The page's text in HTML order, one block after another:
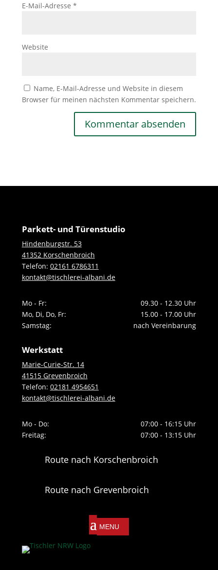
E-Mail-Adresse *
Website
Name, E-Mail-Adresse und Website in diesem
Browser für meinen nächsten Kommentar speichern.
Parkett- und Türenstudio
Hindenburgstr. 53
41352 Korschenbroich
Telefon: 02161 6786311
kontakt@tischlerei-albani.de
Mo - Fr:
09.30 - 12.30 Uhr
Mo, Di, Do, Fr:
15.00 - 17.00 Uhr
Samstag:
nach Vereinbarung
Werkstatt
Marie-Curie-Str. 14
41515 Grevenbroich
Telefon: 02181 4954651
kontakt@tischlerei-albani.de
Mo - Do:
07:00 - 16:15 Uhr
Freitag:
07:00 - 13:15 Uhr
Route nach Korschenbroich
Route nach Grevenbroich